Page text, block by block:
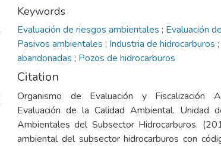
Keywords
Evaluación de riesgos ambientales ; Evaluación
Pasivos ambientales ; Industria de hidrocarburos ;
abandonadas ; Pozos de hidrocarburos
Citation
Organismo de Evaluación y Fiscalización
Evaluación de la Calidad Ambiental. Unidad
Ambientales del Subsector Hidrocarburos.
ambiental del subsector hidrocarburos con